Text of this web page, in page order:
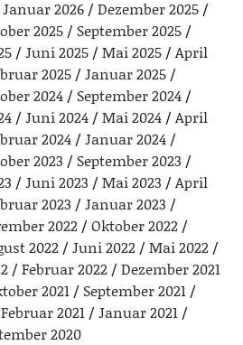
Januar 2026
Dezember 2025
2025
September 2025
Juni 2025 Mai 2025
April
2025
Januar 2025
2024
September 2024
Juni 2024 Mai 2024
April
2024
Januar 2024
2023
September 2023
Juni 2023 Mai 2023
April
2023
Januar 2023
2022
Oktober 2022
2022 Juni 2022
Mai 2022
Februar 2022
Dezember 2021
2021
September 2021
Februar 2021
Januar 2021
2020